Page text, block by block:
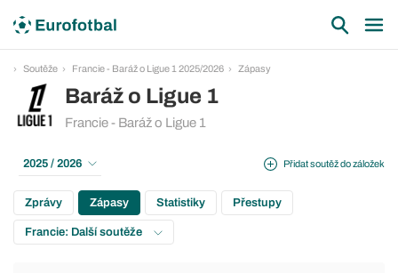
Soutěže Francie - Baráž o Ligue 1 2025/2026 Zápasy
Baráž o Ligue 1
Francie - Baráž o Ligue 1
Přidat soutěž do záložek
2025 / 2026
Zprávy Zápasy Statistiky Přestupy
Francie: Další soutěže